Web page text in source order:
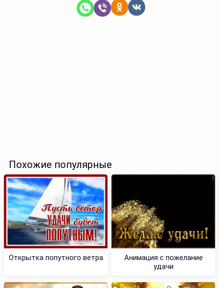
Похожие популярные
Открытка попутного ветра
Анимация с пожелание
удачи